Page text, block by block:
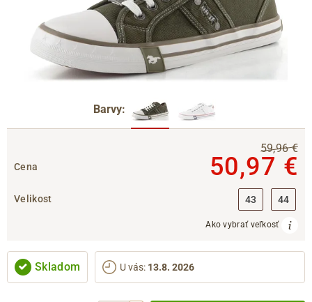
Barvy:
Cena
59,96 €
50,97 €
Velikost 43 44
Ako vybrať veľkosť
Skladom U vás: 13.8. 2026